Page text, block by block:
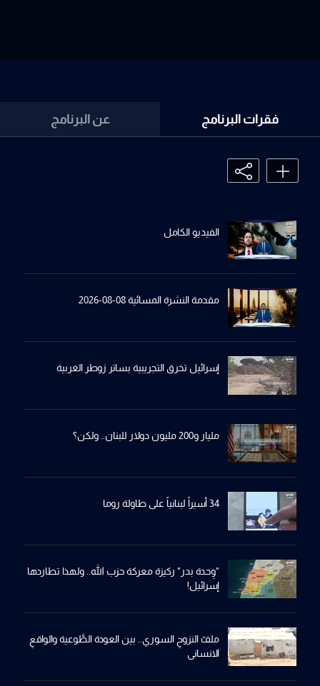
فقرات البرنامج عن البرنامج
الفيديو الكامل
مقدمة النشرة المسائية 08-08-2026
إسرائيل تخرِق التجريبية بساترِ زوطر الغربية
مليار و200 مليون دولار للبنان.. ولكن؟
34 أسيراً لبنانياً على طاولة روما
"وِحدة بدر" ركيزة معركة حزب الله.. ولهذا تطاردها
إسرائيل!
ملفّ النزوحِ السوري.. بين العودة الطَّوعية والواقعِ
الانساني